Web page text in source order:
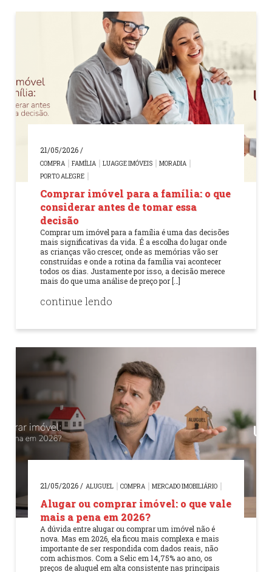
21/05/2026 /
COMPRA FAMÍLIA LUAGGE IMÓVEIS
MORADIA
PORTO ALEGRE
Comprar imóvel para a família: o que
considerar antes de tomar essa
decisão
Comprar um imóvel para a família é uma das decisões
mais significativas da vida. É a escolha do lugar onde
as crianças vão crescer, onde as memórias vão ser
construídas e onde a rotina da família vai acontecer
todos os dias. Justamente por isso, a decisão merece
mais do que uma análise de preço por […]
continue lendo
21/05/2026 / ALUGUEL COMPRA MERCADO IMOBILIÁRIO
Alugar ou comprar imóvel: o que vale
mais a pena em 2026?
A dúvida entre alugar ou comprar um imóvel não é
nova. Mas em 2026, ela ficou mais complexa e mais
importante de ser respondida com dados reais, não
com achismos. Com a Selic em 14,75% ao ano, os
preços de aluguel em alta consistente nas principais